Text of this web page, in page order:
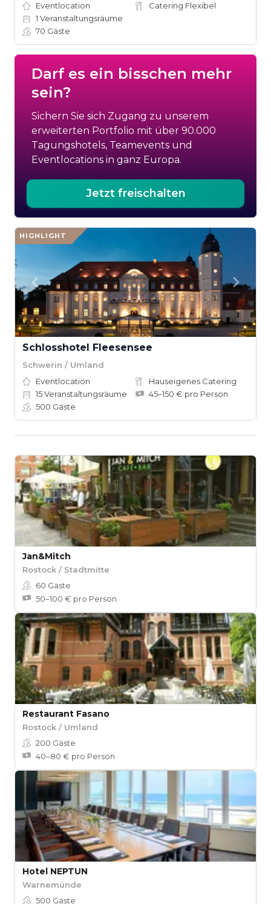
Eventlocation
Catering Flexibel
1 Veranstaltungsräume
70 Gäste
Darf es ein bisschen mehr
sein?
Sichern Sie sich Zugang zu unserem
erweiterten Portfolio mit über 90.000
Tagungshotels, Teamevents und
Eventlocations in ganz Europa.
Jetzt freischalten
HIGHLIGHT
Schlosshotel Fleesensee
Schwerin / Umland
Eventlocation
Hauseigenes Catering
15Veranstaltungsräume
45–150 € pro Person
500 Gäste
Jan&Mitch
Rostock / Stadtmitte
60 Gäste
50–100 € pro Person
Restaurant Fasano
Rostock / Umland
200 Gäste
40–80 € pro Person
Hotel NEPTUN
Warnemünde
500 Gäste